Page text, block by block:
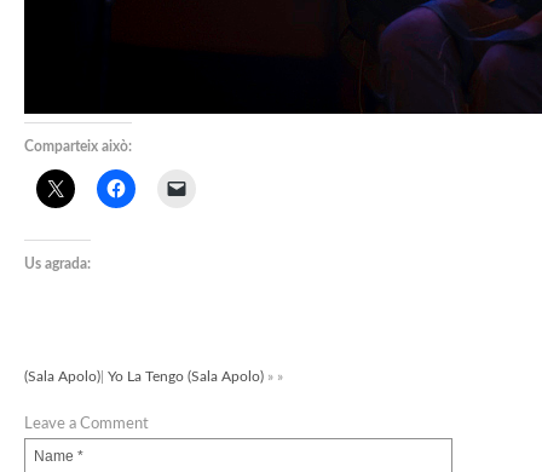
Comparteix això:
Us agrada:
(Sala Apolo) Yo La Tengo (Sala Apolo) » »
Leave a Comment